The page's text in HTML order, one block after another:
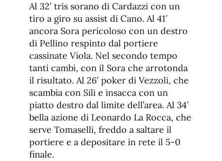
Al 32′ tris sorano di Cardazzi con un
tiro a giro su assist di Cano. Al 41′
ancora Sora pericoloso con un destro
di Pellino respinto dal portiere
cassinate Viola. Nel secondo tempo
tanti cambi, con il Sora che arrotonda
il risultato. Al 26′ poker di Vezzoli, che
scambia con Sili e insacca con un
piatto destro dal limite dell’area. Al 34′
bella azione di Leonardo La Rocca, che
serve Tomaselli, freddo a saltare il
portiere e a depositare in rete il 5-0
finale.